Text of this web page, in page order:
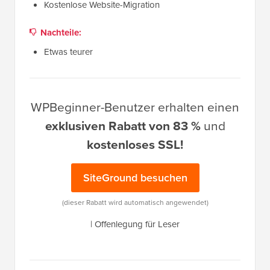
Kostenlose Website-Migration
Nachteile:
Etwas teurer
WPBeginner-Benutzer erhalten einen
exklusiven Rabatt von 83 %und
kostenloses SSL!
SiteGround besuchen
(dieser Rabatt wird automatisch angewendet)
| Offenlegung für Leser